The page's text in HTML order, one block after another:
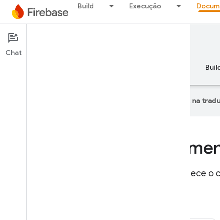
Build Execução
Documentation
Developer documentation for Firebase
O Google usa tecnologia de IA na
Se você já conhece
Chat